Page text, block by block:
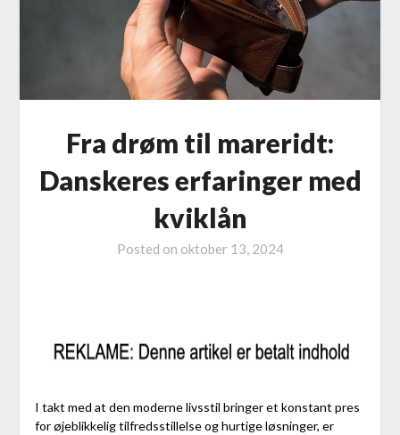
Fra drøm til mareridt:
Danskeres erfaringer med
kviklån
Posted on oktober 13, 2024
I takt med at den moderne livsstil bringer et konstant pres
for øjeblikkelig tilfredsstillelse og hurtige løsninger, er